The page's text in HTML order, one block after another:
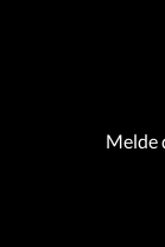
Melde